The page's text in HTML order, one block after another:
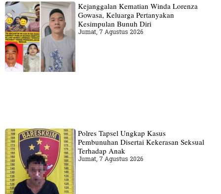
Kejanggalan Kematian Winda Lorenza
Gowasa, Keluarga Pertanyakan
Kesimpulan Bunuh Diri
Jumat, 7 Agustus 2026
Polres Tapsel Ungkap Kasus
Pembunuhan Disertai Kekerasan Seksual
Terhadap Anak
Jumat, 7 Agustus 2026